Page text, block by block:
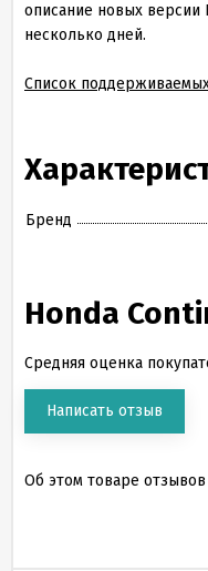
описание новых версии
несколько дней.
Список
Бренд
Honda
Средняя оценка
Написать отзыв
Об этом товаре